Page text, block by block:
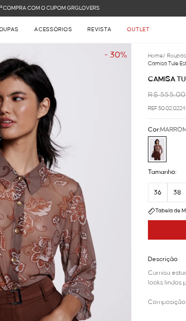
NAS COMPRAS ACIMA DE R$ 899
ACESSÓRIOS REVISTA OUTLET
- 30% Home/
Camisa Tule
CAMISA
R$ 555,00
Cor:
Tamanho:
36 38
Tabela de
Descrição
Camisa
looks lindos